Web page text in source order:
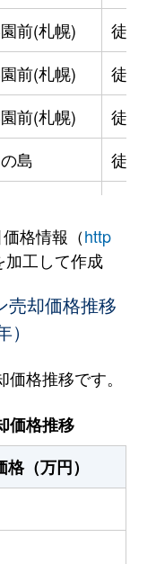
前(札幌)
徒歩
前(札幌)
徒歩
前(札幌)
徒歩
島
徒歩
島
徒歩
中央
中央
中央
中央
格情報（http
加工して作成
売却価格推移
格推移です。
価格推移
（万円）